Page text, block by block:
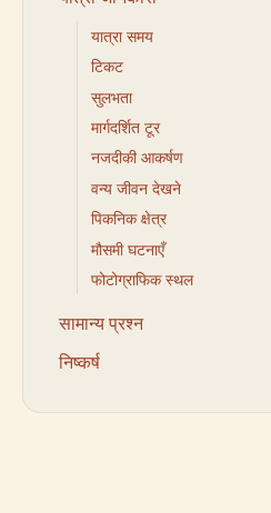
यात्रा समय
टिकट
सुलभता
मार्गदर्शित टूर
नजदीकी आकर्षण
वन्य जीवन देखने
पिकनिक क्षेत्र
मौसमी घटनाएँ
फोटोग्राफिक स्थल
सामान्य प्रश्न
निष्कर्ष